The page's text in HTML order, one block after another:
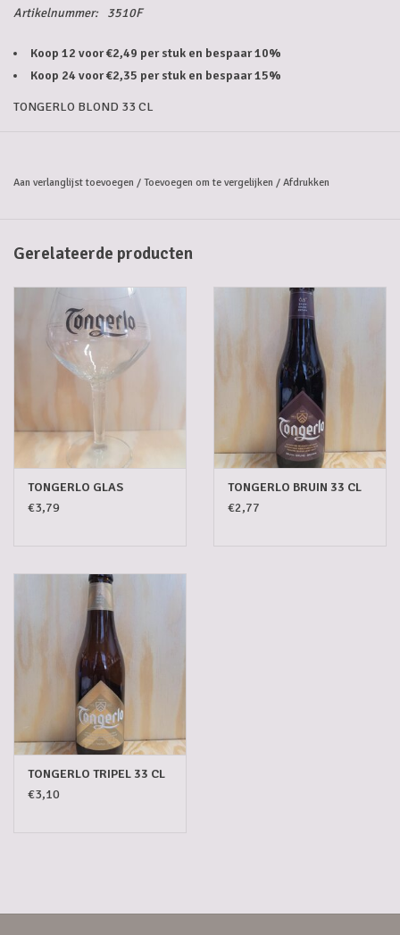
Artikelnummer: 3510F
Koop 12 voor €2,49 per stuk en bespaar 10%
Koop 24 voor €2,35 per stuk en bespaar 15%
TONGERLO BLOND 33 CL
Aan verlanglijst toevoegen / Toevoegen om te vergelijken / Afdrukken
Gerelateerde producten
TONGERLO GLAS
€3,79
TONGERLO BRUIN 33 CL
€2,77
TONGERLO TRIPEL 33 CL
€3,10